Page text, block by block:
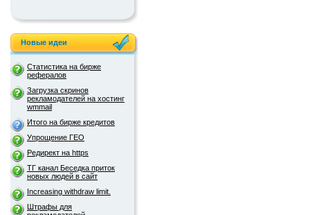
Новые идеи
Статистика на бирже
рефералов
Загрузка скринов
рекламодателей на хостинг
wmmail
Итого на бирже кредитов
Упрощение ГЕО
Редирект на https
ТГ канал Беседка приток
новых людей в сайт
Increasing withdraw limit.
Штрафы для